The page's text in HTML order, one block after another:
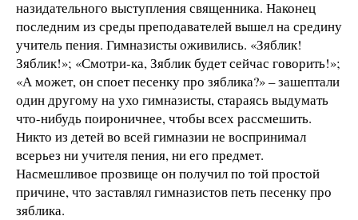
назидательного выступления священника. Наконец
последним из среды преподавателей вышел на средину
учитель пения. Гимназисты оживились. «Зяблик!
Зяблик!»; «Смотри-ка, Зяблик будет сейчас говорить!»;
«А может, он споет песенку про зяблика?» – зашептали
один другому на ухо гимназисты, стараясь выдумать
что-нибудь поироничнее, чтобы всех рассмешить.
Никто из детей во всей гимназии не воспринимал
всерьез ни учителя пения, ни его предмет.
Насмешливое прозвище он получил по той простой
причине, что заставлял гимназистов петь песенку про
зяблика.